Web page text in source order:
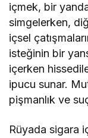
içmek, bir
simgelerken,
içsel
isteğinin bir
içerken
ipucu sunar.
pişmanlık ve
Rüyada sigara